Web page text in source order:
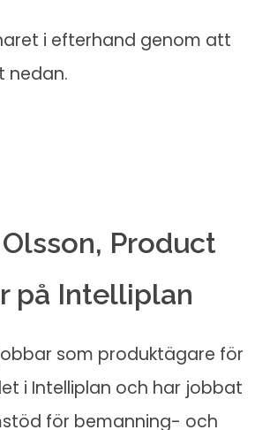
i efterhand genom att
nedan.
Product
på Intelliplan
som produktägare för
i Intelliplan och har jobbat
för bemanning- och